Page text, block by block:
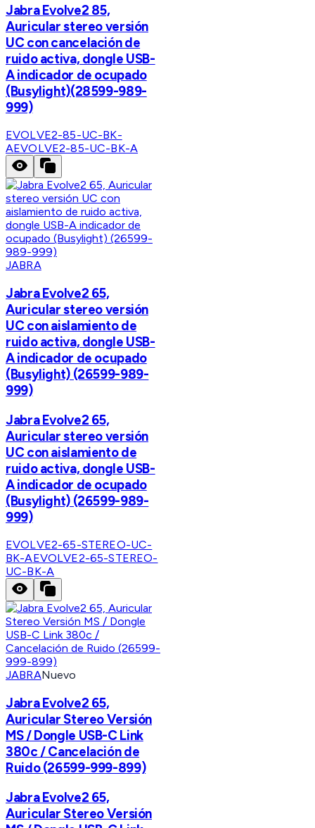
Jabra Evolve2 85,
Auricular stereo versión
UC con cancelación de
ruido activa, dongle USB-
A indicador de ocupado
(Busylight)(28599-989-
999)
EVOLVE2-85-UC-BK-
AEVOLVE2-85-UC-BK-A
JABRA
Jabra Evolve2 65,
Auricular stereo versión
UC con aislamiento de
ruido activa, dongle USB-
A indicador de ocupado
(Busylight) (26599-989-
999)
Jabra Evolve2 65,
Auricular stereo versión
UC con aislamiento de
ruido activa, dongle USB-
A indicador de ocupado
(Busylight) (26599-989-
999)
EVOLVE2-65-STEREO-UC-
BK-AEVOLVE2-65-STEREO-
UC-BK-A
JABRANuevo
Jabra Evolve2 65,
Auricular Stereo Versión
MS / Dongle USB-C Link
380c / Cancelación de
Ruido (26599-999-899)
Jabra Evolve2 65,
Auricular Stereo Versión